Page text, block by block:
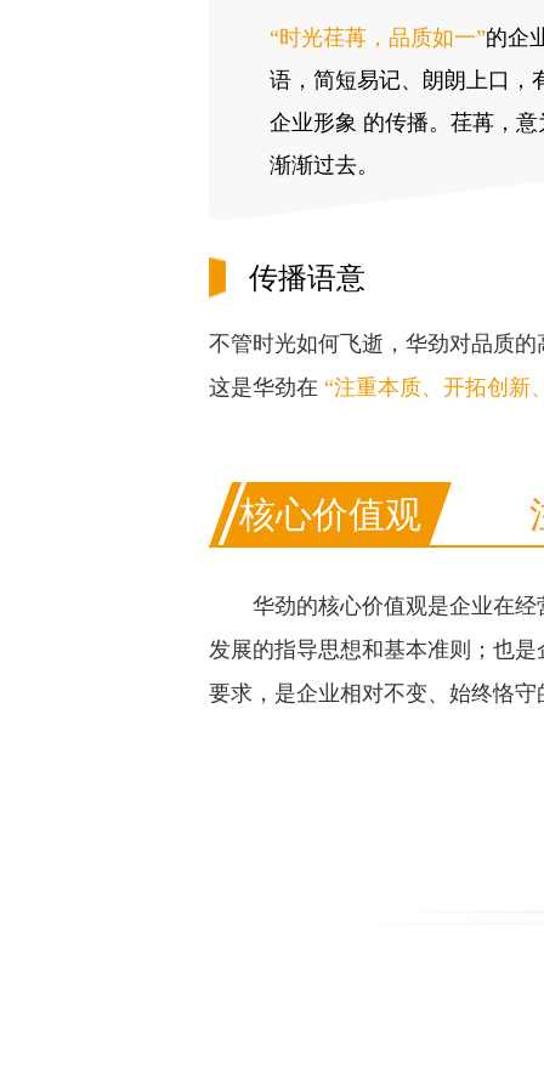
“时光荏苒，品质如一”的企
语，简短易记、朗朗上口，
企业形象 的传播。荏苒，意
渐渐过去。
传播语意
不管时光如何飞逝，华劲对品质
这是华劲在 “注重本质、开拓创新
核心价值观
华劲的核心价值观是企业在
发展的指导思想和基本准则；也
要求，是企业相对不变、始终恪守